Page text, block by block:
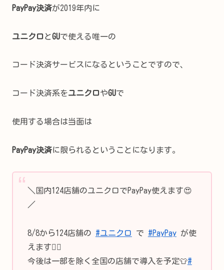
PayPay決済が2019年内に
ユニクロとGUで使える唯一の
コード決済サービスになるということですので、
コード決済系をユニクロやGUで
使用する場合は当面は
PayPay決済に限られるということになります。
＼国内124店舗のユニクロでPayPay使えます😍
／
8/8から124店舗の #ユニクロ で #PayPayが使
えます👍🏻
今後は一部を除く全国の店舗で導入を予定👕#